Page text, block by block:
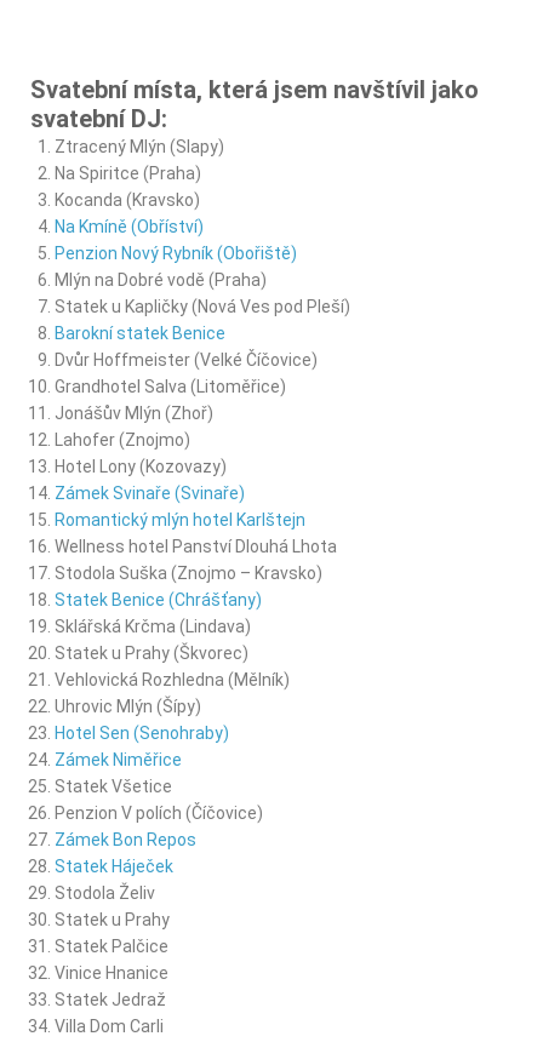
Svatební místa, která jsem navštívil jako
svatební DJ:
Ztracený Mlýn (Slapy)
Na Spiritce (Praha)
Kocanda (Kravsko)
Na Kmíně (Obříství)
Penzion Nový Rybník (Obořiště)
Mlýn na Dobré vodě (Praha)
Statek u Kapličky (Nová Ves pod Pleší)
Barokní statek Benice
Dvůr Hoffmeister (Velké Číčovice)
Grandhotel Salva (Litoměřice)
Jonášův Mlýn (Zhoř)
Lahofer (Znojmo)
Hotel Lony (Kozovazy)
Zámek Svinaře (Svinaře)
Romantický mlýn hotel Karlštejn
Wellness hotel Panství Dlouhá Lhota
Stodola Suška (Znojmo – Kravsko)
Statek Benice (Chrášťany)
Sklářská Krčma (Lindava)
Statek u Prahy (Škvorec)
Vehlovická Rozhledna (Mělník)
Uhrovic Mlýn (Šípy)
Hotel Sen (Senohraby)
Zámek Niměřice
Statek Všetice
Penzion V polích (Číčovice)
Zámek Bon Repos
Statek Háječek
Stodola Želiv
Statek u Prahy
Statek Palčice
Vinice Hnanice
Statek Jedraž
Villa Dom Carli